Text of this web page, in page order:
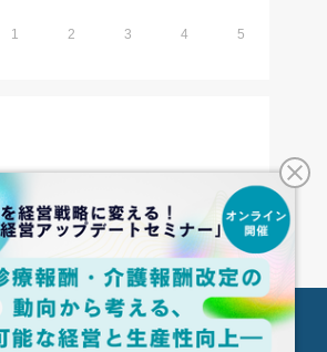
1 2 3 4 5